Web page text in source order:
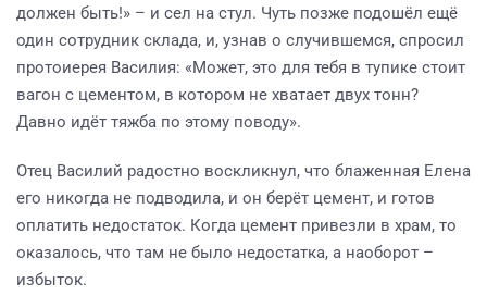
должен быть!» – и сел на стул. Чуть позже подошёл ещё
один сотрудник склада, и, узнав о случившемся, спросил
протоиерея Василия: «Может, это для тебя в тупике стоит
вагон с цементом, в котором не хватает двух тонн?
Давно идёт тяжба по этому поводу».
Отец Василий радостно воскликнул, что блаженная Елена
его никогда не подводила, и он берёт цемент, и готов
оплатить недостаток. Когда цемент привезли в храм, то
оказалось, что там не было недостатка, а наоборот –
избыток.